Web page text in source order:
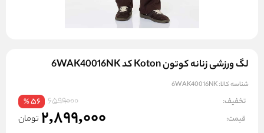
لگ ورزشی زنانه کوتون Koton کد 6WAK40016NK
شناسه کالا:6WAK40016NK
تخفیف: 6599000
56
%
قیمت: 2,899,000 تومان